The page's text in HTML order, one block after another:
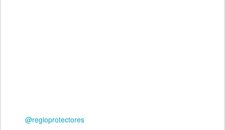
@regioprotectores